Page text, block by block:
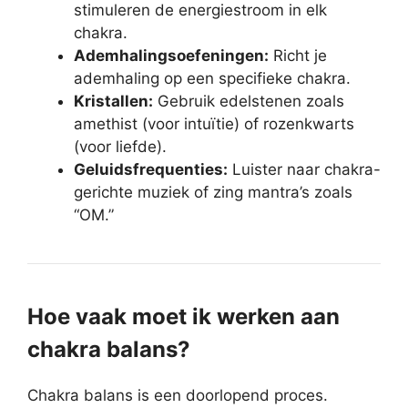
stimuleren de energiestroom in elk
chakra.
Ademhalingsoefeningen: Richt je
ademhaling op een specifieke chakra.
Kristallen: Gebruik edelstenen zoals
amethist (voor intuïtie) of rozenkwarts
(voor liefde).
Geluidsfrequenties: Luister naar chakra-
gerichte muziek of zing mantra’s zoals
“OM.”
Hoe vaak moet ik werken aan
chakra balans?
Chakra balans is een doorlopend proces.